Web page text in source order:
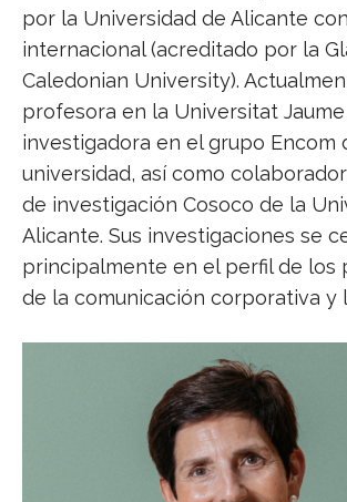
por la Universidad de Alicante
internacional (acreditado por la
Caledonian University).
profesora en la Universitat
investigadora en el grupo Encom
universidad, así como
de investigación Cosoco de la
Alicante. Sus investigaciones se
principalmente en el perfil de los
de la comunicación corporativa y